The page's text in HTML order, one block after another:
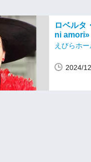
ロベルタ
ni amori»
えびらホー
2024/